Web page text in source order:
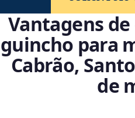
Vantagens
guincho para
Cabrão,
de